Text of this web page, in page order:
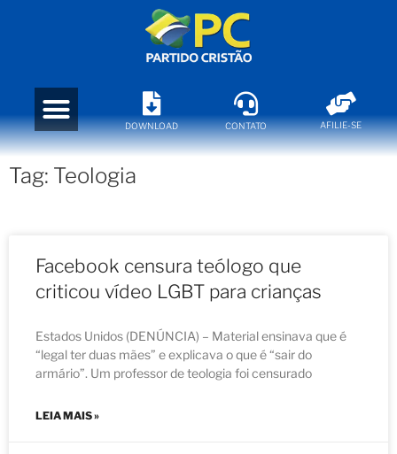
DOWNLOAD CONTATO AFILIE-SE
Tag: Teologia
Facebook censura teólogo que
criticou vídeo LGBT para crianças
Estados Unidos (DENÚNCIA) – Material ensinava que é
“legal ter duas mães” e explicava o que é “sair do
armário”. Um professor de teologia foi censurado
LEIA MAIS »